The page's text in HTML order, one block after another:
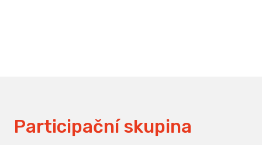
Participační skupina